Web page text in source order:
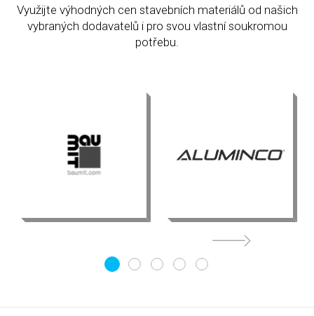
Využijte výhodných cen stavebních materiálů od našich
vybraných dodavatelů i pro svou vlastní soukromou
potřebu.
1 2 3 4 5